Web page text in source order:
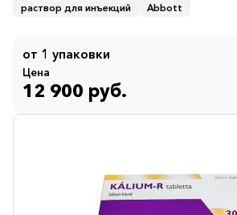
раствор для инъекций Abbott
от 1 упаковки
Цена
12 900 руб.